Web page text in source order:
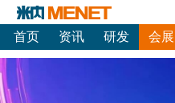
首页 资讯 研发 会展